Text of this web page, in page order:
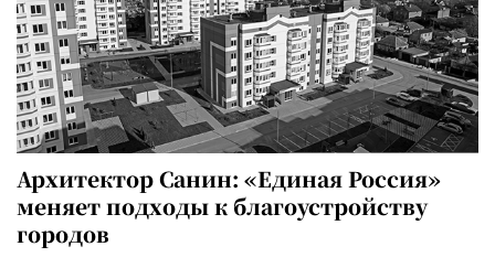
Архитектор Санин: «Единая Россия»
меняет подходы к благоустройству
городов